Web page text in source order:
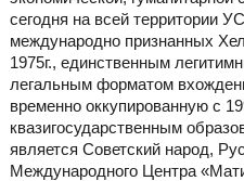
сегодня на всей территории
международно признанных
1975г., единственным
легальным форматом
временно оккупированную с
квазигосударственным
является Советский народ,
Международного Центра